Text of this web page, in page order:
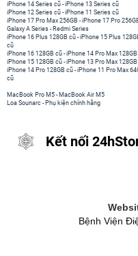
iPhone 14 Series cũ -iPhone 13 Series cũ
iPhone 12 Series cũ -iPhone 11 Series cũ
iPhone 17 Pro Max 256GB -iPhone 17 Pro
Galaxy A Series - Redmi Series
iPhone 16 Plus 128GB cũ -iPhone 15 Plus
cũ
iPhone 16 128GB cũ -iPhone 14 Pro Max
iPhone 15 128GB cũ -iPhone 13 Pro Max
iPhone 14 Pro 128GB cũ -iPhone 11 Pro Max
cũ
MacBook Pro M5 - MacBook Air M5
Loa Sounarc - Phụ kiện chính hãng
Kết nối
Bệnh Viện